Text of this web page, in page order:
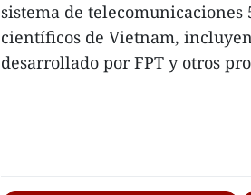
sistema de telecomunicaciones
científicos de Vietnam,
desarrollado por FPT y otros